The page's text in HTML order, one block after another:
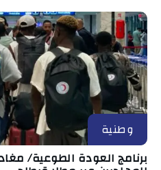
وطنية
برنامج العودة الطوعية/